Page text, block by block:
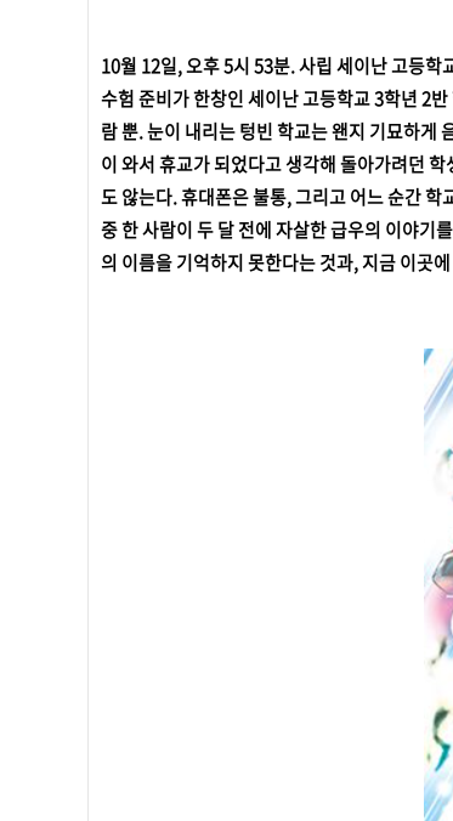
10월 12일, 오후 5시 53분. 사립 세이난 고등
수험 준비가 한창인 세이난 고등학교 3학년 2
람 뿐. 눈이 내리는 텅빈 학교는 왠지 기묘하게
이 와서 휴교가 되었다고 생각해 돌아가려던
도 않는다. 휴대폰은 불통, 그리고 어느 순간
중 한 사람이 두 달 전에 자살한 급우의 이야기
의 이름을 기억하지 못한다는 것과, 지금 이곳